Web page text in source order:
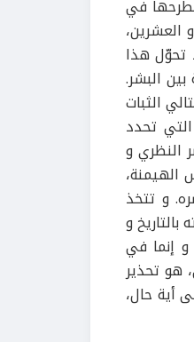
في
العشرين،
تحوّل هذا
البشر.
الثبات
تحدد
النظري و
الهيمنة،
و تتخذ
و
و إنما في
هو تحذير
أية حال،